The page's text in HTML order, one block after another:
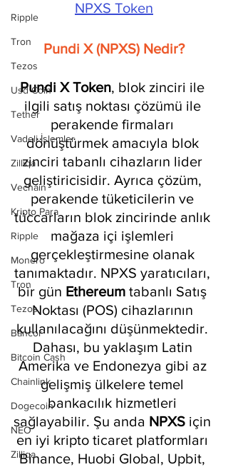
Ripple
Tron
Tezos
Usd Coin
Tether
Vadeli İşlemler
Zilliqa
Vechain
Kripto Para
Ripple
Monero
Tron
Tezos
Bancor
Bitcoin Cash
Chainlink
Dogecoin
NEO
Zilliqa
NPXS Token
Pundi X (NPXS) Nedir?
Pundi X Token, blok zinciri ile
ilgili satış noktası çözümü ile
perakende firmaları
dönüştürmek amacıyla blok
zinciri tabanlı cihazların lider
geliştiricisidir. Ayrıca çözüm,
perakende tüketicilerin ve
tüccarların blok zincirinde anlık
mağaza içi işlemleri
gerçekleştirmesine olanak
tanımaktadır. NPXS yaratıcıları,
bir gün Ethereum tabanlı Satış
Noktası (POS) cihazlarının
kullanılacağını düşünmektedir.
Dahası, bu yaklaşım Latin
Amerika ve Endonezya gibi az
gelişmiş ülkelere temel
bankacılık hizmetleri
sağlayabilir. Şu anda NPXS için
en iyi kripto ticaret platformları
Binance, Huobi Global, Upbit,